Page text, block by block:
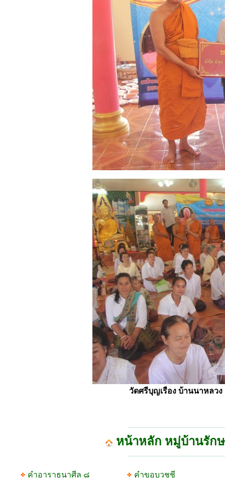
วัดศรีบุญเรือง บ้านนาหลว
หน้าหลัก หมู่บ้านรัก
คำอาราธนาศีล ๘
คำขอบวชชี